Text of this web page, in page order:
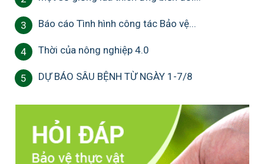
3 Báo cáo Tình hình công tác Bảo vệ...
4 Thời của nông nghiệp 4.0
5 DỰ BÁO SÂU BỆNH TỪ NGÀY 1-7/8